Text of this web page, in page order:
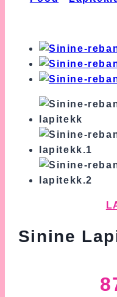
Sinine